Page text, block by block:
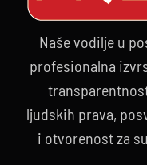
Naše vodilje u
profesionalna
ljudskih prava,
i otvorenost za